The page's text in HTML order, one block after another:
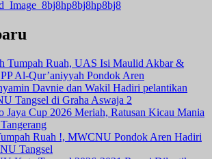
Tumpah Ruah, UAS Isi Maulid Akbar &
Al-Qur’aniyyah Pondok Aren
Davnie dan Wakil Hadiri pelantikan
Tangsel di Graha Aswaja 2
Jaya Cup 2026 Meriah, Ratusan Kicau Mania
Ruah !, MWCNU Pondok Aren Hadiri
Tangsel